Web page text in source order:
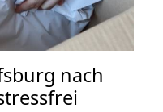
nach